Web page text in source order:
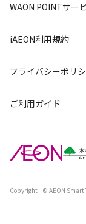
WAON POINTサー
iAEON利用規約
プライバシーポリ
ご利用ガイド
Copyright © AEON Smart